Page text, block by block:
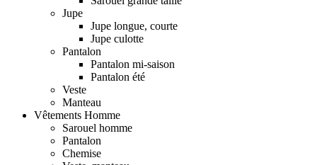
Jupe
Jupe longue, courte
Jupe culotte
Pantalon
Pantalon mi-saison
Pantalon été
Veste
Manteau
Vêtements Homme
Sarouel homme
Pantalon
Chemise